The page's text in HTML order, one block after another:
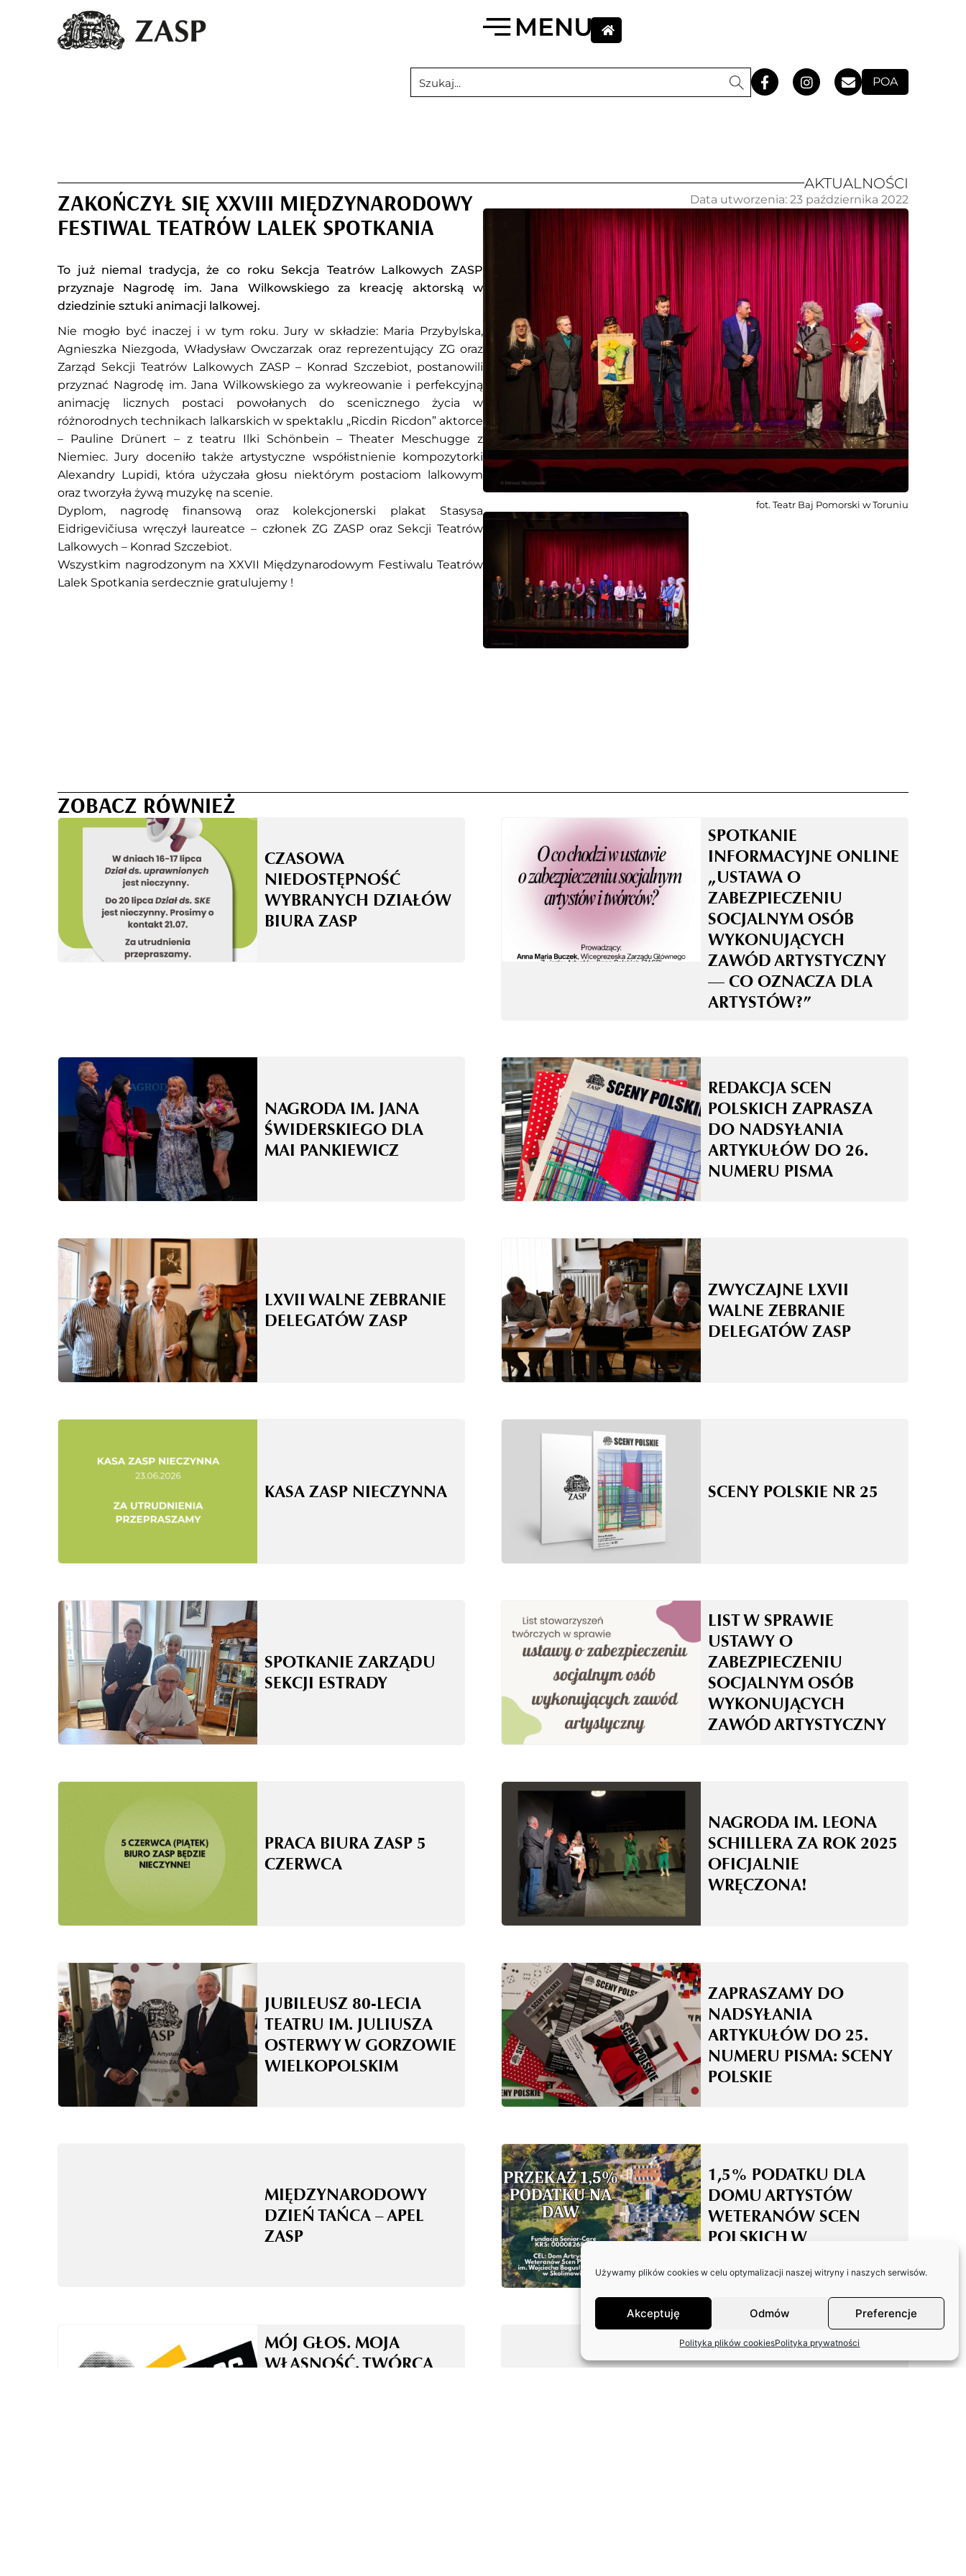
Używamy plików cookies w celu optymalizacji naszej witryny i naszych serwisów.
Akceptuję Odmów Preferencje
Polityka plików cookiesPolityka prywatności
POA
AKTUALNOŚCI
ZAKOŃCZYŁ SIĘ XXVIII MIĘDZYNARODOWY
FESTIWAL TEATRÓW LALEK SPOTKANIA
To już niemal tradycja, że co roku Sekcja Teatrów Lalkowych ZASP
przyznaje Nagrodę im. Jana Wilkowskiego za kreację aktorską w
dziedzinie sztuki animacji lalkowej.
Nie mogło być inaczej i w tym roku. Jury w składzie: Maria Przybylska,
Agnieszka Niezgoda, Władysław Owczarzak oraz reprezentujący ZG oraz
Zarząd Sekcji Teatrów Lalkowych ZASP – Konrad Szczebiot, postanowili
przyznać Nagrodę im. Jana Wilkowskiego za wykreowanie i perfekcyjną
animację licznych postaci powołanych do scenicznego życia w
różnorodnych technikach lalkarskich w spektaklu „Ricdin Ricdon” aktorce
– Pauline Drünert – z teatru Ilki Schönbein – Theater Meschugge z
Niemiec. Jury doceniło także artystyczne współistnienie kompozytorki
Alexandry Lupidi, która użyczała głosu niektórym postaciom lalkowym
oraz tworzyła żywą muzykę na scenie.
Dyplom, nagrodę finansową oraz kolekcjonerski plakat Stasysa
Eidrigevičiusa wręczył laureatce – członek ZG ZASP oraz Sekcji Teatrów
Lalkowych – Konrad Szczebiot.
Wszystkim nagrodzonym na XXVII Międzynarodowym Festiwalu Teatrów
Lalek Spotkania serdecznie gratulujemy !
Data utworzenia: 23 października 2022
fot. Teatr Baj Pomorski w Toruniu
ZOBACZ RÓWNIEŻ
CZASOWA
NIEDOSTĘPNOŚĆ
WYBRANYCH DZIAŁÓW
BIURA ZASP
SPOTKANIE
INFORMACYJNE ONLINE
„USTAWA O
ZABEZPIECZENIU
SOCJALNYM OSÓB
WYKONUJĄCYCH
ZAWÓD ARTYSTYCZNY
— CO OZNACZA DLA
ARTYSTÓW?”
NAGRODA IM. JANA
ŚWIDERSKIEGO DLA
MAI PANKIEWICZ
REDAKCJA SCEN
POLSKICH ZAPRASZA
DO NADSYŁANIA
ARTYKUŁÓW DO 26.
NUMERU PISMA
LXVII WALNE ZEBRANIE
DELEGATÓW ZASP
ZWYCZAJNE LXVII
WALNE ZEBRANIE
DELEGATÓW ZASP
KASA ZASP NIECZYNNA SCENY POLSKIE NR 25
SPOTKANIE ZARZĄDU
SEKCJI ESTRADY
LIST W SPRAWIE
USTAWY O
ZABEZPIECZENIU
SOCJALNYM OSÓB
WYKONUJĄCYCH
ZAWÓD ARTYSTYCZNY
PRACA BIURA ZASP 5
CZERWCA
NAGRODA IM. LEONA
SCHILLERA ZA ROK 2025
OFICJALNIE
WRĘCZONA!
JUBILEUSZ 80-LECIA
TEATRU IM. JULIUSZA
OSTERWY W GORZOWIE
WIELKOPOLSKIM
ZAPRASZAMY DO
NADSYŁANIA
ARTYKUŁÓW DO 25.
NUMERU PISMA: SCENY
POLSKIE
MIĘDZYNARODOWY
DZIEŃ TAŃCA – APEL
ZASP
1,5% PODATKU DLA
DOMU ARTYSTÓW
WETERANÓW SCEN
POLSKICH W
MÓJ GŁOS. MOJA
WŁASNOŚĆ. TWÓRCA
ODPOWIEDŹ ZASP W